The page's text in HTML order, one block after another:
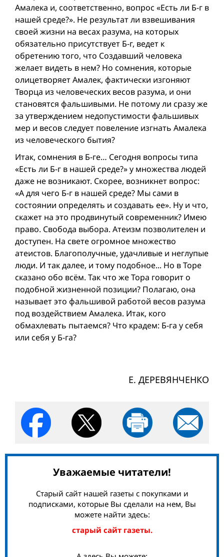
Амалека и, соответственно, вопрос «Есть ли Б-г в
нашей среде?». Не результат ли взвешивания
своей жизни на весах разума, на которых
обязательно присутствует Б-г, ведет к
обретению того, что Создавший человека
желает видеть в нем? Но сомнения, которые
олицетворяет Амалек, фактически изгоняют
Творца из человеческих весов разумa, и они
становятся фальшивыми. Не потому ли сразу же
за утверждением недопустимости фальшивых
мер и весов следует повеление изгнать Амалека
из человеческого бытия?
Итак, сомнения в Б-ге… Сегодня вопросы типа
«Есть ли Б-г в нашей среде?» у множества людей
даже не возникают. Скорее, возникнет вопрос:
«А для чего Б-г в нашей среде? Мы сами в
состоянии определять и создавать ее». Ну и что,
скажет на это продвинутый современник? Имею
право. Свобода выбора. Атеизм позволителен и
доступен. На свете огромное множество
атеистов. Благополучные, удачливые и неглупые
люди. И так далее, и тому подобное... Но в Торе
сказано обо всём. Так что же Тора говорит о
подобной жизненной позиции? Полагаю, она
называет это фальшивой работой весов разума
под воздействием Амалека. Итак, кого
обмахлевать пытаемся? Что крадем: Б-га у себя
или себя у Б-га?
Е. ДЕРЕВЯНЧЕНКО
Уважаемые читатели!
Старый сайт нашей газеты с покупками и
подписками, которые Вы сделали на нем, Вы
можете найти здесь:
старый сайт газеты.